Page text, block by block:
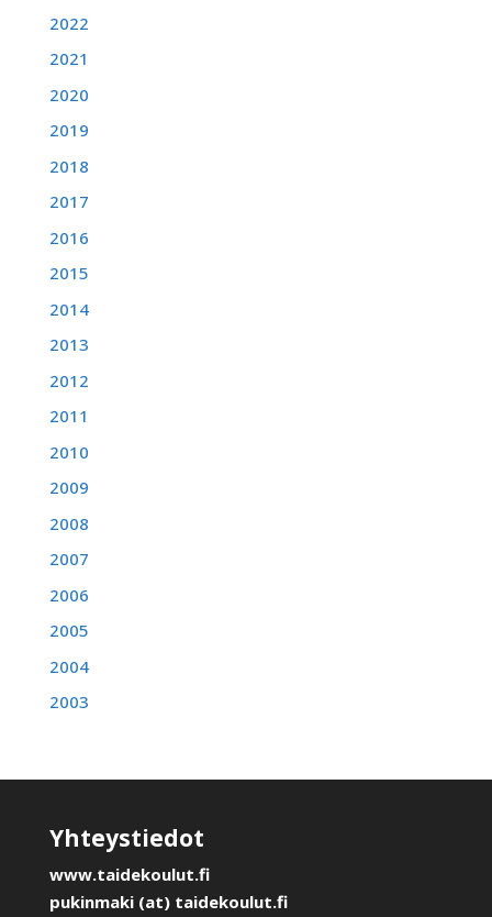
2022
2021
2020
2019
2018
2017
2016
2015
2014
2013
2012
2011
2010
2009
2008
2007
2006
2005
2004
2003
Yhteystiedot
www.taidekoulut.fi
pukinmaki (at) taidekoulut.fi